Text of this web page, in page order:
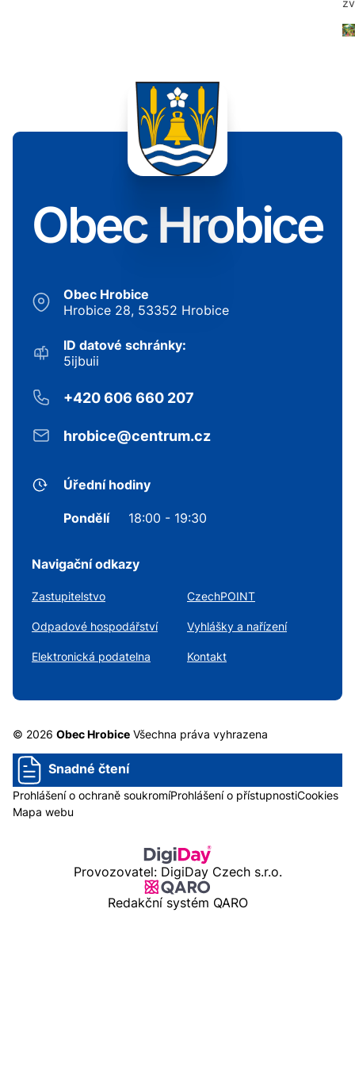
Obec Hrobice
Obec Hrobice
Hrobice 28, 53352 Hrobice
ID datové schránky:
5ijbuii
+420 606 660 207
hrobice@centrum.cz
Úřední hodiny
Pondělí 18:00 - 19:30
Navigační odkazy
Zastupitelstvo CzechPOINT
Odpadové hospodářství Vyhlášky a nařízení
Elektronická podatelna Kontakt
© 2026 Obec Hrobice Všechna práva vyhrazena
Snadné čtení
Prohlášení o ochraně soukromíProhlášení o přístupnostiCookies
Mapa webu
Provozovatel: DigiDay Czech s.r.o.
Redakční systém QARO